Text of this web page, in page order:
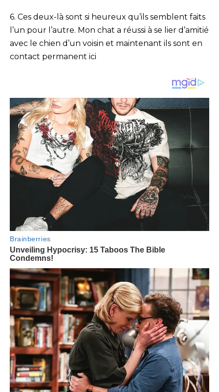
6. Ces deux-là sont si heureux qu’ils semblent faits
l’un pour l’autre. Mon chat a réussi à se lier d’amitié
avec le chien d’un voisin et maintenant ils sont en
contact permanent ici